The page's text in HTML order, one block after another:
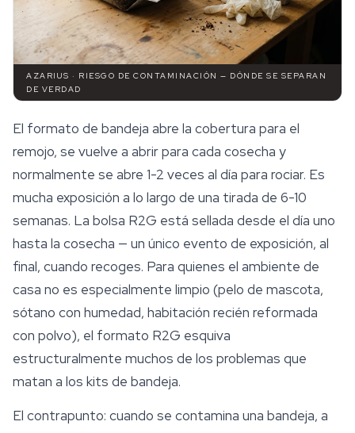
AZARIUS · RIESGO DE CONTAMINACIÓN — DÓNDE SE SEPARAN
DE VERDAD
El formato de bandeja abre la cobertura para el
remojo, se vuelve a abrir para cada cosecha y
normalmente se abre 1-2 veces al día para rociar. Es
mucha exposición a lo largo de una tirada de 6-10
semanas. La bolsa R2G está sellada desde el día uno
hasta la cosecha — un único evento de exposición, al
final, cuando recoges. Para quienes el ambiente de
casa no es especialmente limpio (pelo de mascota,
sótano con humedad, habitación recién reformada
con polvo), el formato R2G esquiva
estructuralmente muchos de los problemas que
matan a los kits de bandeja.
El contrapunto: cuando se contamina una bandeja, a